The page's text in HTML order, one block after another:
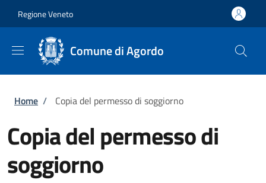
Regione Veneto
Comune di Agordo
Briciole di pane
Home / Copia del permesso di soggiorno
Copia del permesso di
soggiorno